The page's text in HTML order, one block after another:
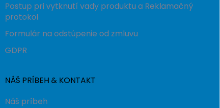
Postup pri vytknutí vady produktu a Reklamačný
protokol
Formulár na odstúpenie od zmluvu
GDPR
NÁŠ PRÍBEH & KONTAKT
Náš príbeh